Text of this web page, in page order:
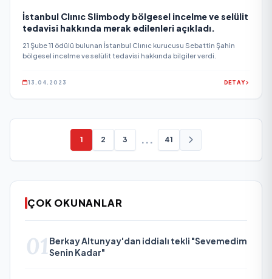
İstanbul Clınıc Slimbody bölgesel incelme ve selülit
tedavisi hakkında merak edilenleri açıkladı.
21 Şube 11 ödülü bulunan İstanbul Clınıc kurucusu Sebattin Şahin
bölgesel incelme ve selülit tedavisi hakkında bilgiler verdi.
13.04.2023 DETAY
1 2 3 ... 41
ÇOK OKUNANLAR
01 Berkay Altunyay'dan iddialı tekli "Sevemedim
Senin Kadar"